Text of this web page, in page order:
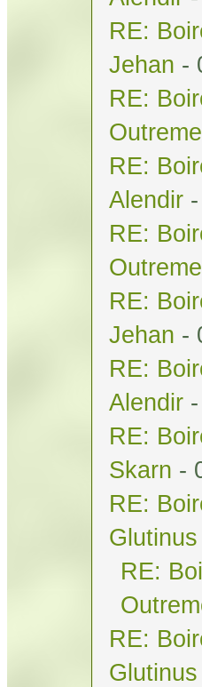
RE:
Jehan -
RE:
RE:
Alendir
RE:
RE:
Jehan -
RE:
Alendir
RE:
Skarn -
RE:
Glutinus
RE:
RE:
Glutinus